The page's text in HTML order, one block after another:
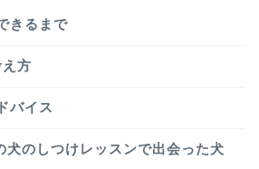
きるまで
方
バイス
のしつけレッスンで出会った犬